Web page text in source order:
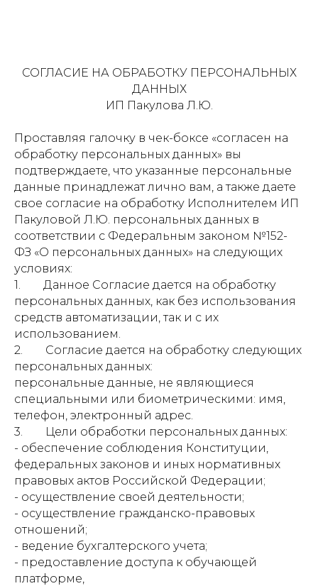
СОГЛАСИЕ НА ОБРАБОТКУ ПЕРСОНАЛЬНЫХ
ДАННЫХ
ИП Пакулова Л.Ю.
Проставляя галочку в чек-боксе «согласен на
обработку персональных данных» вы
подтверждаете, что указанные персональные
данные принадлежат лично вам, а также даете
свое согласие на обработку Исполнителем ИП
Пакуловой Л.Ю. персональных данных в
соответствии с Федеральным законом №152-
ФЗ «О персональных данных» на следующих
условиях:
1. Данное Согласие дается на обработку
персональных данных, как без использования
средств автоматизации, так и с их
использованием.
2. Согласие дается на обработку следующих
персональных данных:
персональные данные, не являющиеся
специальными или биометрическими: имя,
телефон, электронный адрес.
3. Цели обработки персональных данных:
- обеспечение соблюдения Конституции,
федеральных законов и иных нормативных
правовых актов Российской Федерации;
- осуществление своей деятельности;
- осуществление гражданско-правовых
отношений;
- ведение бухгалтерского учета;
- предоставление доступа к обучающей
платформе,